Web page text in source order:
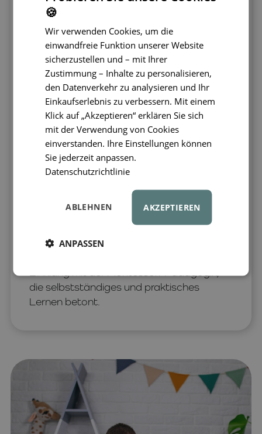
Die Montessori-Boxen und Einschübe sind
innovatives Lernspielzeug
der Fähigkeiten junger Kinder.Dieses
einfache, aber effektive Hilfsmittel aus
hochwertigem Holz unterstützt die
Entwicklung der Feinmotorik, der Hand-
Auge-Koordination und das Verständnis
für Objektpermanenz.Beim Einlegen von
bunten Holzelementen werden die
Detailgenauigkeit und die Geschicklichkeit
der Kinder gefördert.
Dank der Montessori-Boxen entwickeln
und erleben Erfolgsmomente beim
Wiederfinden und Herausnehmen der
Objekte.Dieses Spielzeug unterstützt
die selbstständiges und praktisches
Lernen betont.
🍪
Wir verwenden Cookies, um die
einwandfreie Funktion unserer Website
sicherzustellen und – mit Ihrer
Zustimmung – Inhalte zu personalisieren,
den Datenverkehr zu analysieren und Ihr
Einkaufserlebnis zu verbessern. Mit einem
Klick auf „Akzeptieren“ erklären Sie sich
mit der Verwendung von Cookies
einverstanden. Ihre Einstellungen können
Sie jederzeit anpassen.
Datenschutzrichtlinie
AKZEPTIEREN
ABLEHNEN
ANPASSEN